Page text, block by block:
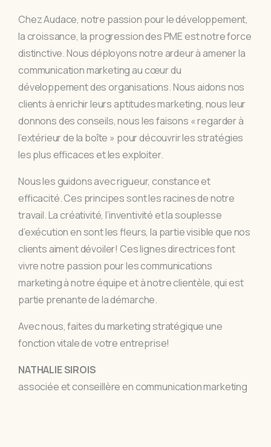
Chez Audace, notre passion pour le développement,
la croissance, la progression des PME est notre force
distinctive. Nous déployons notre ardeur à amener la
communication marketing au cœur du
développement des organisations. Nous aidons nos
clients à enrichir leurs aptitudes marketing, nous leur
donnons des conseils, nous les faisons « regarder à
l’extérieur de la boîte » pour découvrir les stratégies
les plus efficaces et les exploiter.
Nous les guidons avec rigueur, constance et
efficacité. Ces principes sont les racines de notre
travail. La créativité, l’inventivité et la souplesse
d’exécution en sont les fleurs, la partie visible que nos
clients aiment dévoiler! Ces lignes directrices font
vivre notre passion pour les communications
marketing à notre équipe et à notre clientèle, qui est
partie prenante de la démarche.
Avec nous, faites du marketing stratégique une
fonction vitale de votre entreprise!
NATHALIE SIROIS
associée et conseillère en communication marketing